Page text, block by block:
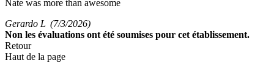
Nate was more than awesome
Gerardo L (7/3/2026)
Non les évaluations ont été soumises pour cet établissement.
Retour
Haut de la page